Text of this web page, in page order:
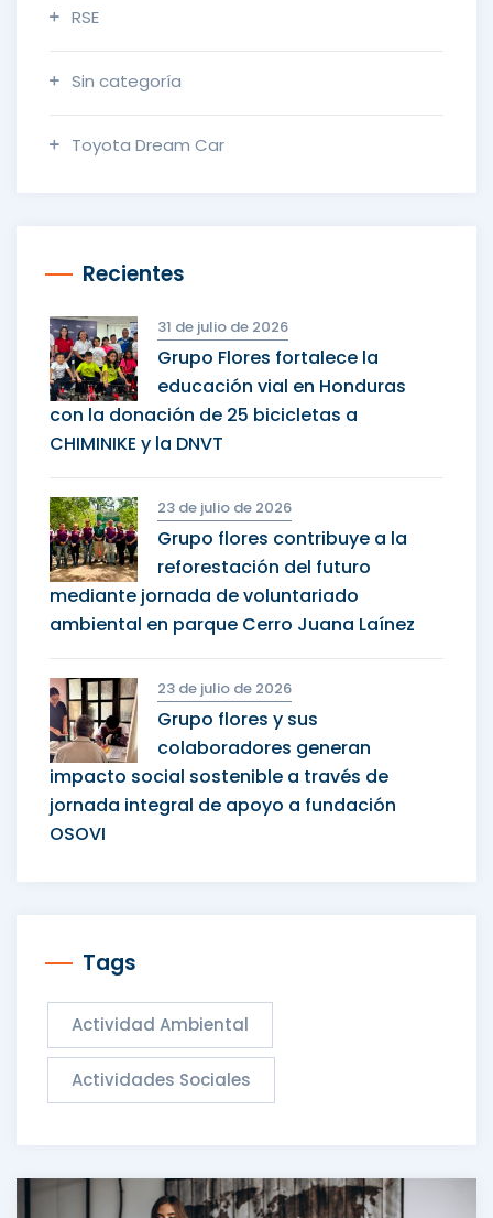
RSE
Sin categoría
Toyota Dream Car
Recientes
31 de julio de 2026
Grupo Flores fortalece la
educación vial en Honduras
con la donación de 25 bicicletas a
CHIMINIKE y la DNVT
23 de julio de 2026
Grupo flores contribuye a la
reforestación del futuro
mediante jornada de voluntariado
ambiental en parque Cerro Juana Laínez
23 de julio de 2026
Grupo flores y sus
colaboradores generan
impacto social sostenible a través de
jornada integral de apoyo a fundación
OSOVI
Tags
Actividad Ambiental
Actividades Sociales